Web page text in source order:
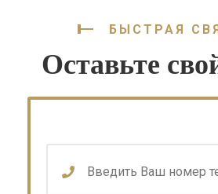
БЫСТРАЯ
Оставьте